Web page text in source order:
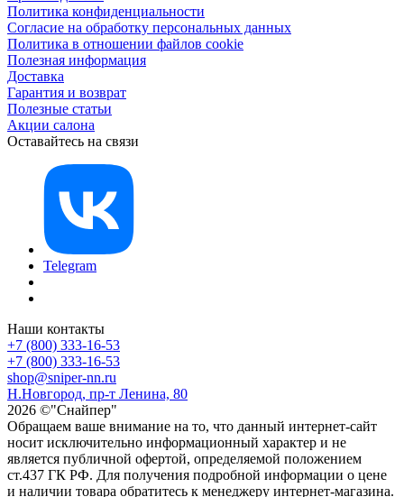
Политика конфиденциальности
Согласие на обработку персональных данных
Политика в отношении файлов cookie
Полезная информация
Доставка
Гарантия и возврат
Полезные статьи
Акции салона
Оставайтесь на связи
Telegram
Наши контакты
+7 (800) 333-16-53
+7 (800) 333-16-53
shop@sniper-nn.ru
Н.Новгород, пр-т Ленина, 80
2026 ©"Снайпер"
Обращаем ваше внимание на то, что данный интернет-сайт
носит исключительно информационный характер и не
является публичной офертой, определяемой положением
ст.437 ГК РФ. Для получения подробной информации о цене
и наличии товара обратитесь к менеджеру интернет-магазина.